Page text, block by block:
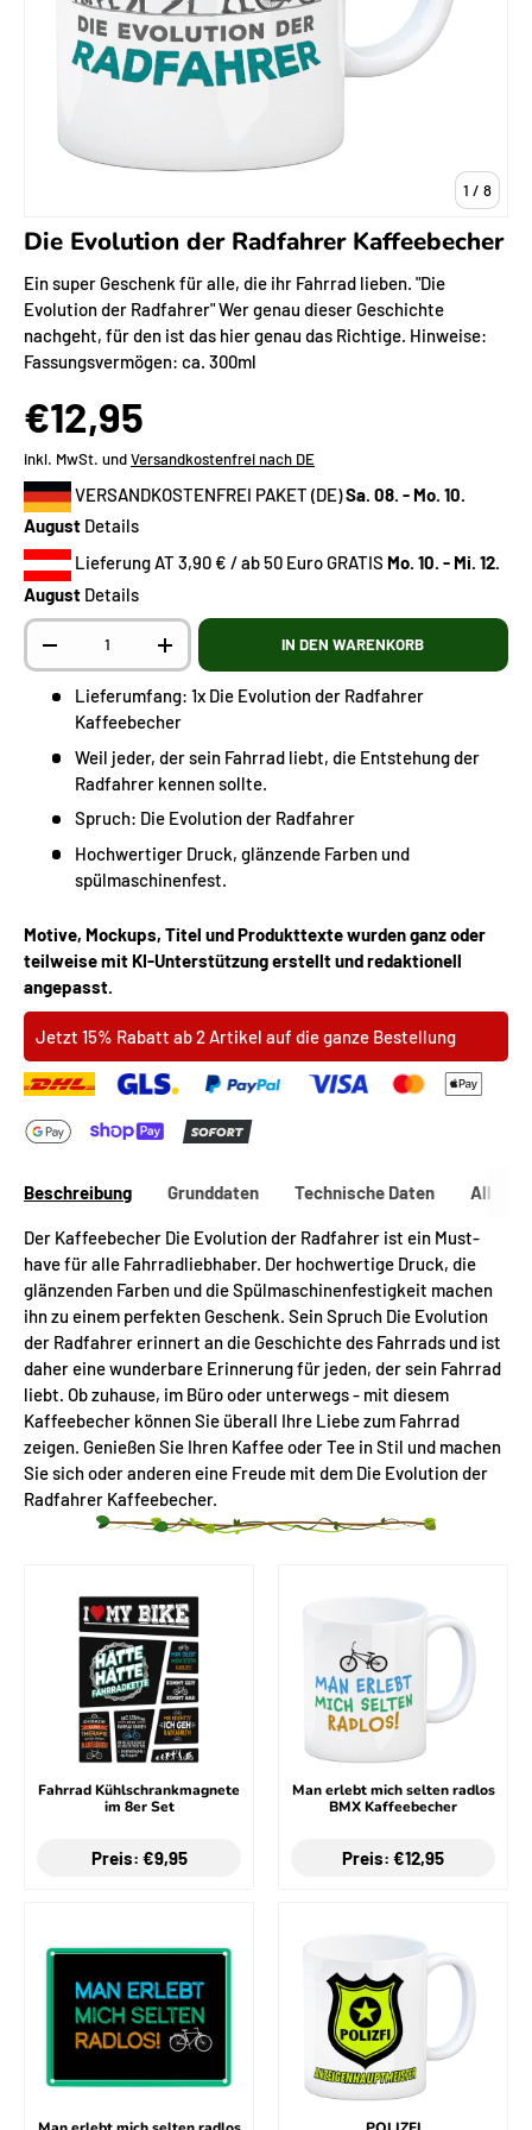
1 / von
8
Die Evolution der Radfahrer Kaffeebecher
Ein super Geschenk für alle, die ihr Fahrrad lieben. "Die
Evolution der Radfahrer" Wer genau dieser Geschichte
nachgeht, für den ist das hier genau das Richtige. Hinweise:
Fassungsvermögen: ca. 300ml
€12,95
inkl. MwSt. undVersandkostenfrei nach DE
VERSANDKOSTENFREI PAKET (DE)Sa. 08. - Mo. 10.
August Details
Lieferung AT 3,90 € / ab 50 Euro GRATIS Mo. 10. - Mi. 12.
August Details
Anzahl
-
+ IN DEN WARENKORB
Lieferumfang: 1x Die Evolution der Radfahrer
Kaffeebecher
Weil jeder, der sein Fahrrad liebt, die Entstehung der
Radfahrer kennen sollte.
Spruch: Die Evolution der Radfahrer
Hochwertiger Druck, glänzende Farben und
spülmaschinenfest.
Motive, Mockups, Titel und Produkttexte wurden ganz oder
teilweise mit KI-Unterstützung erstellt und redaktionell
angepasst.
Jetzt 15% Rabatt ab 2 Artikel auf die ganze Bestellung
Beschreibung Grunddaten Technische Daten
Der Kaffeebecher Die Evolution der Radfahrer ist ein Must-
have für alle Fahrradliebhaber. Der hochwertige Druck, die
glänzenden Farben und die Spülmaschinenfestigkeit machen
ihn zu einem perfekten Geschenk. Sein Spruch Die Evolution
der Radfahrer erinnert an die Geschichte des Fahrrads und ist
daher eine wunderbare Erinnerung für jeden, der sein Fahrrad
liebt. Ob zuhause, im Büro oder unterwegs - mit diesem
Kaffeebecher können Sie überall Ihre Liebe zum Fahrrad
zeigen. Genießen Sie Ihren Kaffee oder Tee in Stil und machen
Sie sich oder anderen eine Freude mit dem Die Evolution der
Radfahrer Kaffeebecher.
Fahrrad Kühlschrankmagnete
im 8er Set
Preis: €9,95
Man erlebt mich selten radlos
BMX Kaffeebecher
Preis: €12,95